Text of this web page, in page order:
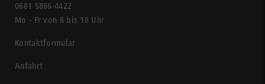
0681 5866-4422
Mo - Fr von 8 bis 18 Uhr
Kontaktformular
Anfahrt